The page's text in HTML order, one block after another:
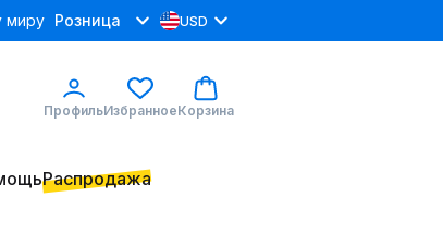
миру Розница USD
ПрофильИзбранноеКорзина
Распродажа